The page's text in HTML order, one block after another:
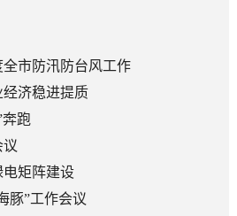
市防汛防台风工作
济稳进提质
跑
议
矩阵建设
豚”工作会议